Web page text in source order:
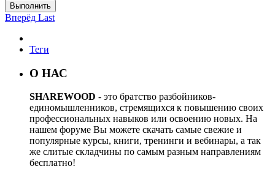
Выполнить
Вперёд Last
Теги
О НАС
SHAREWOOD - это братство разбойников-
единомышленников, стремящихся к повышению своих
профессиональных навыков или освоению новых. На
нашем форуме Вы можете скачать самые свежие и
популярные курсы, книги, тренинги и вебинары, а так
же слитые складчины по самым разным направлениям
бесплатно!